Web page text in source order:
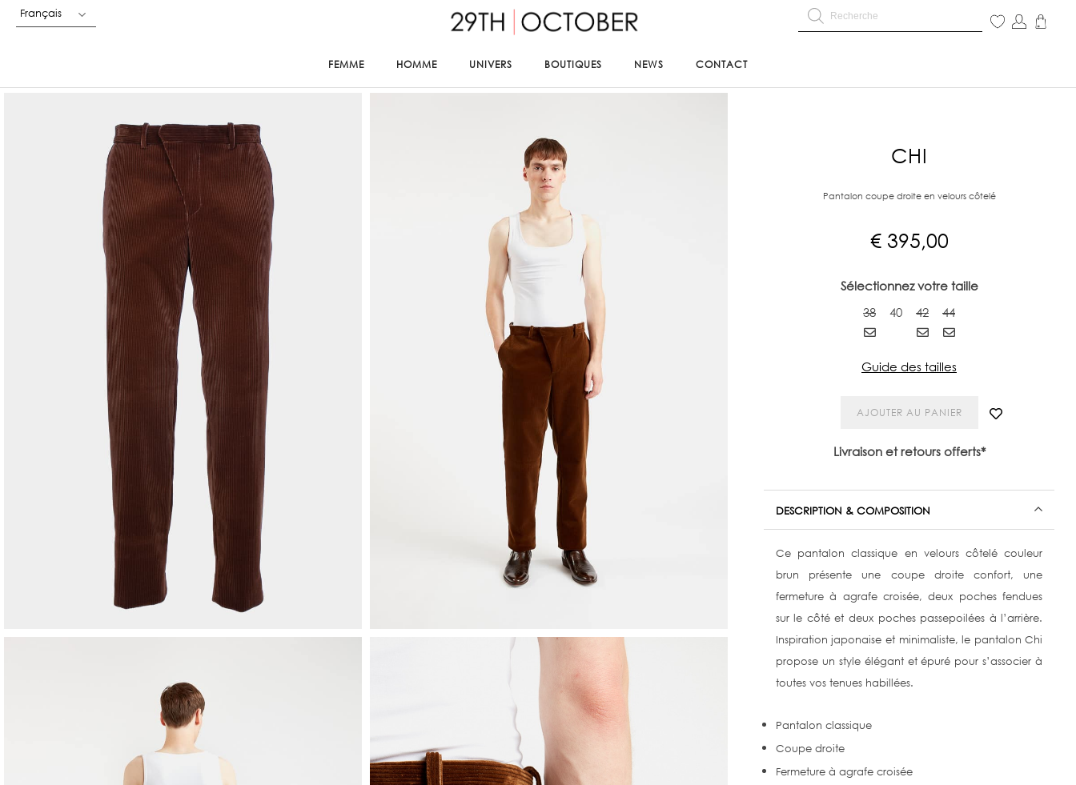
Français
FEMME HOMME UNIVERS BOUTIQUES NEWS CONTACT
CHI
Pantalon coupe droite en velours côtelé
€395,00
Sélectionnez votre taille
38
40 42 44
Guide des tailles
AJOUTER AU PANIER
Livraison et retours offerts*
DESCRIPTION & COMPOSITION
Ce pantalon classique en velours côtelé couleur
brun présente une coupe droite confort, une
fermeture à agrafe croisée, deux poches fendues
sur le côté et deux poches passepoilées à l’arrière.
Inspiration japonaise et minimaliste, le pantalon Chi
propose un style élégant et épuré pour s’associer à
toutes vos tenues habillées.
Pantalon classique
Coupe droite
Fermeture à agrafe croisée